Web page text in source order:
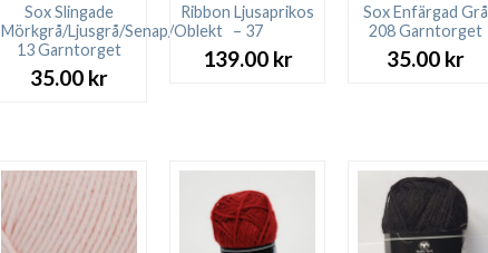
Sox Slingade
Mörkgrå/Ljusgrå/Senap/Oblekt
13 Garntorget
35.00 kr
Ribbon Ljusaprikos
– 37
139.00 kr
Sox Enfärgad Grå
208 Garntorget
35.00 kr